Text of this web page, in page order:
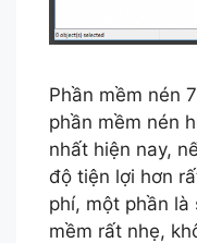
Phần mềm nén
phần mềm nén
nhất hiện nay,
độ tiện lợi hơn
phí, một phần là
mềm rất nhẹ,